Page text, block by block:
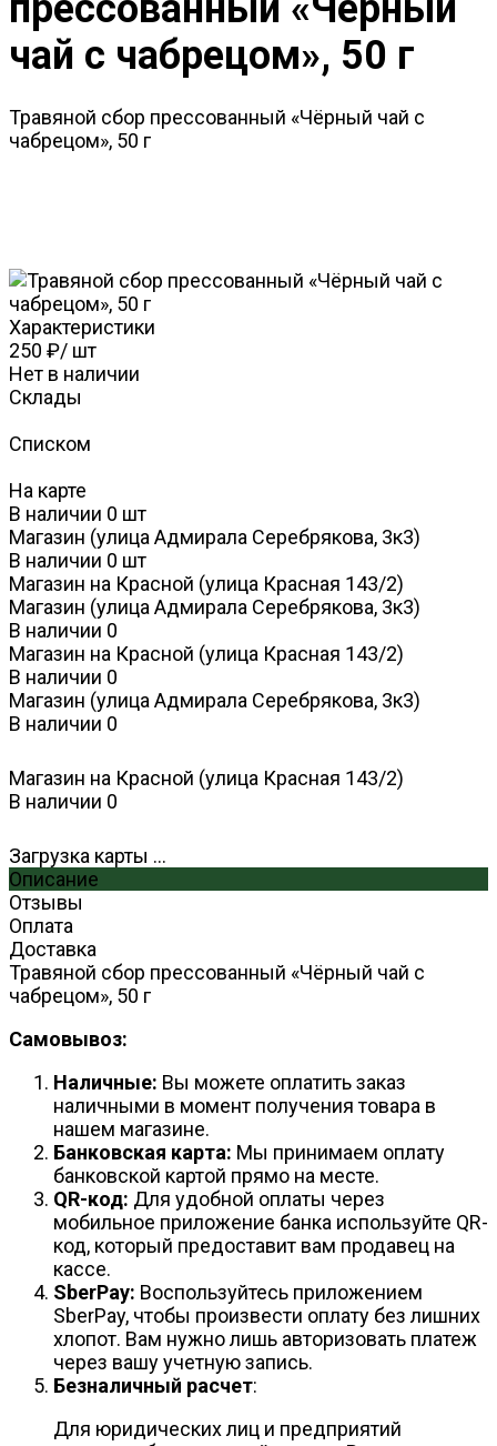
чай с чабрецом», 50 г
Травяной сбор прессованный «Чёрный чай с
чабрецом», 50 г
Характеристики
250 ₽/ шт
Нет в наличии
Склады
Списком
На карте
В наличии 0 шт
Магазин (улица Адмирала Серебрякова, 3к3)
В наличии 0 шт
Магазин на Красной (улица Красная 143/2)
Магазин (улица Адмирала Серебрякова, 3к3)
В наличии 0
Магазин на Красной (улица Красная 143/2)
В наличии 0
Магазин (улица Адмирала Серебрякова, 3к3)
В наличии 0
Магазин на Красной (улица Красная 143/2)
В наличии 0
Загрузка карты ...
Описание
Отзывы
Оплата
Доставка
Травяной сбор прессованный «Чёрный чай с
чабрецом», 50 г
Самовывоз:
Наличные: Вы можете оплатить заказ
наличными в момент получения товара в
нашем магазине.
Банковская карта: Мы принимаем оплату
банковской картой прямо на месте.
QR-код: Для удобной оплаты через
мобильное приложение банка используйте QR-
код, который предоставит вам продавец на
кассе.
SberPay: Воспользуйтесь приложением
SberPay, чтобы произвести оплату без лишних
хлопот. Вам нужно лишь авторизовать платеж
через вашу учетную запись.
Безналичный расчет:
Для юридических лиц и предприятий